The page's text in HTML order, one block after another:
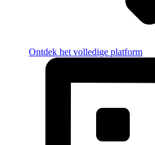
Ontdek het volledige platform